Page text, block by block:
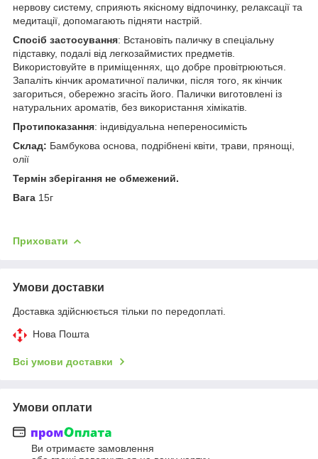
нервову систему, сприяють якісному відпочинку, релаксації та
медитації, допомагають підняти настрій.
Спосіб застосування: Встановіть паличку в спеціальну
підставку, подалі від легкозаймистих предметів.
Використовуйте в приміщеннях, що добре провітрюються.
Запаліть кінчик ароматичної палички, після того, як кінчик
загориться, обережно згасіть його. Палички виготовлені із
натуральних ароматів, без використання хімікатів.
Протипоказання: індивідуальна непереносимість
Склад: Бамбукова основа, подрібнені квіти, трави, прянощі,
олії
Термін зберігання не обмежений.
Вага 15г
Приховати
Умови доставки
Доставка здійснюється тільки по передоплаті.
Нова Пошта
Всі умови доставки
Умови оплати
Ви отримаєте замовлення